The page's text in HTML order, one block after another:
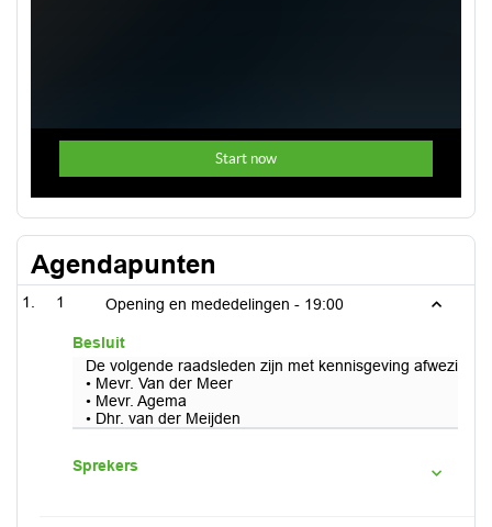
Agendapunten
1 Opening en mededelingen - 19:00
Besluit
De volgende raadsleden zijn met kennisgeving afwezig:
• Mevr. Van der Meer
• Mevr. Agema
• Dhr. van der Meijden
Sprekers